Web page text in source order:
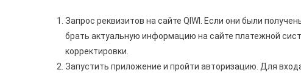
Запрос реквизитов на сайте QIWI. Если они были
брать актуальную информацию на сайте платежной
корректировки.
Запустить приложение и пройти авторизацию. Для